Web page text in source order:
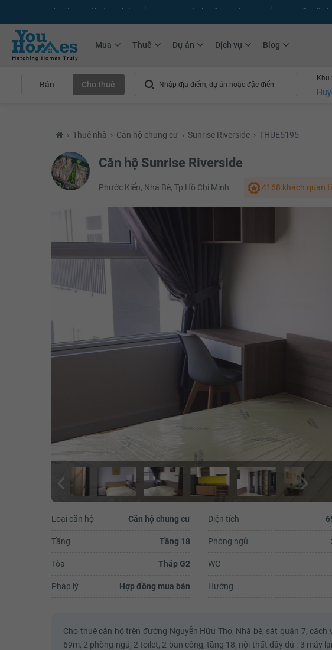
+75.000 Tin đăng mới hàng tháng +10.000 Thành viên Youhomers +600 Kết nối
Mua Thuê Dự án Dịch vụ Blog
Bán Cho thuê
Khu
› Thuê nhà › Căn hộ chung cư › Sunrise Riverside › THUE5195
Căn hộ Sunrise Riverside
Phước Kiển, Nhà Bè, Tp Hồ Chí Minh 4168 khách quan
Loại căn hộ Căn hộ chung cư
Tầng Tầng 18
Tòa Tháp G2
Pháp lý Hợp đồng mua bán
Diện tích
Phòng ngủ
WC
Hướng
Cho thuê căn hộ trên đường Nguyễn Hữu Thọ, Nhà bè, sát quận 7,
69m, 2 phòng ngủ, 2 toilet, 2 ban công, tầng 18, nội thất đầy đủ : 3 máy
Nguyễn Thị Cẩm Tú